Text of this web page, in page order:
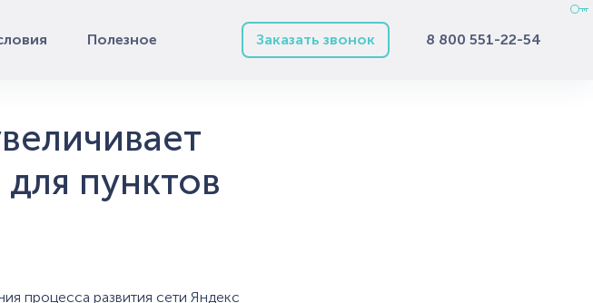
Полезное 8 800 551-22-54
Заказать звонок
пунктов
процесса развития сети Яндекс